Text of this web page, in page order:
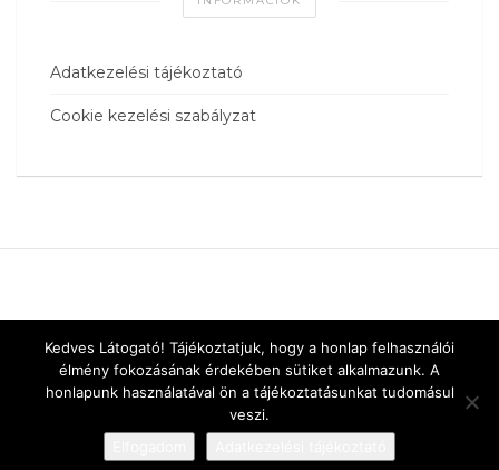
Adatkezelési tájékoztató
Cookie kezelési szabályzat
Kedves Látogató! Tájékoztatjuk, hogy a honlap felhasználói
élmény fokozásának érdekében sütiket alkalmazunk. A
honlapunk használatával ön a tájékoztatásunkat tudomásul
veszi.